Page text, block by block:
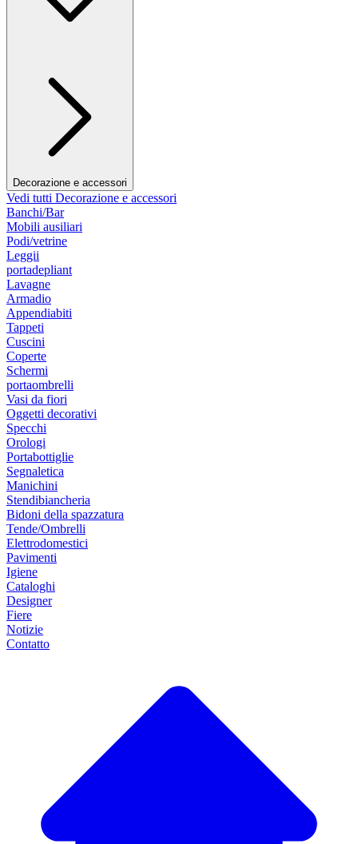
Decorazione e accessori
Vedi tutti Decorazione e accessori
Banchi/Bar
Mobili ausiliari
Podi/vetrine
Leggii
portadepliant
Lavagne
Armadio
Appendiabiti
Tappeti
Cuscini
Coperte
Schermi
portaombrelli
Vasi da fiori
Oggetti decorativi
Specchi
Orologi
Portabottiglie
Segnaletica
Manichini
Stendibiancheria
Bidoni della spazzatura
Tende/Ombrelli
Elettrodomestici
Pavimenti
Igiene
Cataloghi
Designer
Fiere
Notizie
Contatto